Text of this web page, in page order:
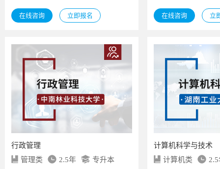
在线咨询 立即报名 在线咨询 立
行政管理
管理类
2.5年 专升本
计算机科学与技术
计算机类
2.5